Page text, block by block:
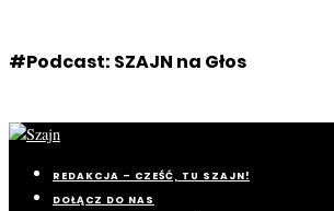
#Podcast: SZAJN na Głos
REDAKCJA – CZEŚĆ, TU SZAJN!
DOŁĄCZ DO NAS